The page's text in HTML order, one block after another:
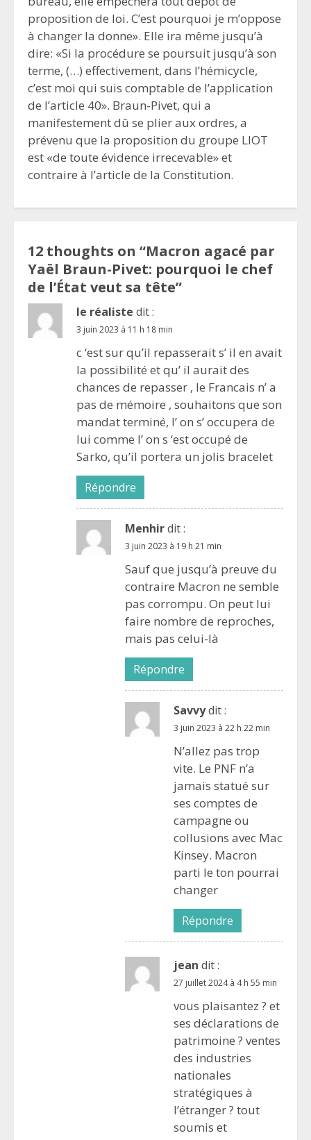
proposition de loi. C’est pourquoi je m’oppose
à changer la donne». Elle ira même jusqu’à
dire: «Si la procédure se poursuit jusqu’à son
terme, (…) effectivement, dans l’hémicycle,
c’est moi qui suis comptable de l’application
de l’article 40». Braun-Pivet, qui a
manifestement dû se plier aux ordres, a
prévenu que la proposition du groupe LIOT
est «de toute évidence irrecevable» et
contraire à l’article de la Constitution.
12 thoughts on “Macron agacé par
Yaël Braun-Pivet: pourquoi le chef
de l’État veut sa tête”
le réaliste dit :
3 juin 2023 à 11 h 18 min
c ‘est sur qu’il repasserait s’ il en avait
la possibilité et qu’ il aurait des
chances de repasser , le Francais n’ a
pas de mémoire , souhaitons que son
mandat terminé, l’ on s’ occupera de
lui comme l’ on s ‘est occupé de
Sarko, qu’il portera un jolis bracelet
Répondre
Menhirdit :
3 juin 2023 à 19 h 21 min
Sauf que jusqu’à preuve du
contraire Macron ne semble
pas corrompu. On peut lui
faire nombre de reproches,
mais pas celui-là
Répondre
Savvydit :
3 juin 2023 à 22 h 22 min
N’allez pas trop
vite. Le PNF n’a
jamais statué sur
ses comptes de
campagne ou
collusions avec Mac
Kinsey. Macron
parti le ton pourrai
changer
Répondre
jean dit :
27 juillet 2024 à 4 h 55 min
vous plaisantez ? et
ses déclarations de
patrimoine ? ventes
des industries
nationales
stratégiques à
l’étranger ? tout
soumis et